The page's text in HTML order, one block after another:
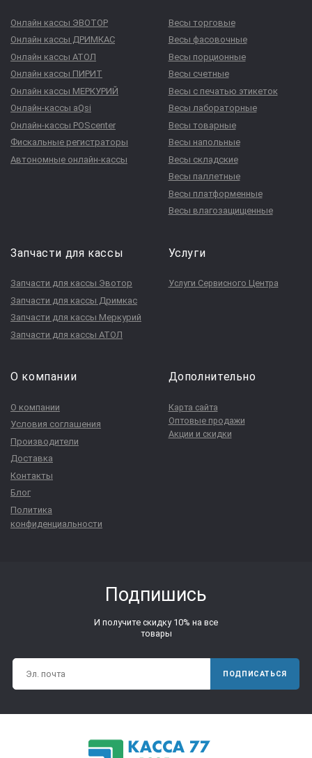
Онлайн кассы ЭВОТОР
Онлайн кассы ДРИМКАС
Онлайн кассы АТОЛ
Онлайн кассы ПИРИТ
Онлайн кассы МЕРКУРИЙ
Онлайн-кассы aQsi
Онлайн-кассы POScenter
Фискальные регистраторы
Автономные онлайн-кассы
Весы торговые
Весы фасовочные
Весы порционные
Весы счетные
Весы с печатью этикеток
Весы лабораторные
Весы товарные
Весы напольные
Весы складские
Весы паллетные
Весы платформенные
Весы влагозащищенные
Запчасти для кассы
Запчасти для кассы Эвотор
Запчасти для кассы Дримкас
Запчасти для кассы Меркурий
Запчасти для кассы АТОЛ
Услуги
Услуги Сервисного Центра
О компании
О компании
Условия соглашения
Производители
Доставка
Контакты
Блог
Политика
конфиденциальности
Дополнительно
Карта сайта
Оптовые продажи
Акции и скидки
Подпишись
И получите скидку 10% на все
товары
ПОДПИСАТЬСЯ